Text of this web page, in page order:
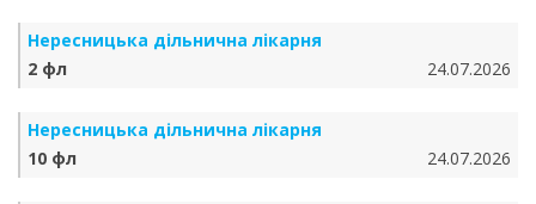
Нересницька дільнична лікарня
2 фл
24.07.2026
Нересницька дільнична лікарня
10 фл
24.07.2026